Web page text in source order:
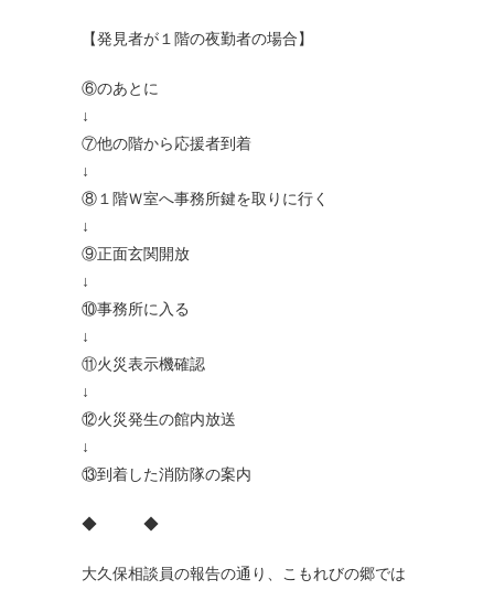
【発見者が１階の夜勤者の場合】
⑥のあとに
↓
⑦他の階から応援者到着
↓
⑧１階Ｗ室へ事務所鍵を取りに行く
↓
⑨正面玄関開放
↓
⑩事務所に入る
↓
⑪火災表示機確認
↓
⑫火災発生の館内放送
↓
⑬到着した消防隊の案内
◆ ◆
大久保相談員の報告の通り、こもれびの郷では